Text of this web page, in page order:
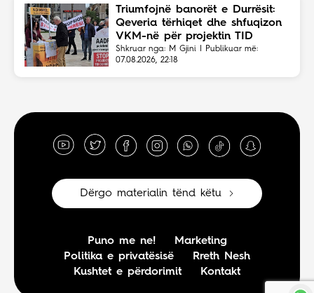
Triumfojnë banorët e Durrësit:
Qeveria tërhiqet dhe shfuqizon
VKM-në për projektin TID
Shkruar nga: M Gjini | Publikuar më:
07.08.2026, 22:18
Dërgo materialin tënd këtu
Puno me ne!
Marketing
Politika e privatësisë
Rreth Nesh
Kushtet e përdorimit
Kontakt